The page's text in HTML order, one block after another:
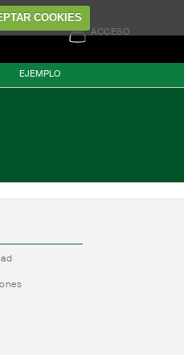
COOKIES
ACCESO
EJEMPLO